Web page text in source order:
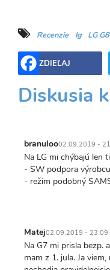
Recenzie lg LG
ZDIEĽAJ
Diskusia
branuloo02.09.2019 -
Na LG mi chýbajú len
- SW podpora
- režim podobný
Matej02.09.2019 - 23:09
Na G7 mi prisla bezp.
mam z 1. jula. Ja